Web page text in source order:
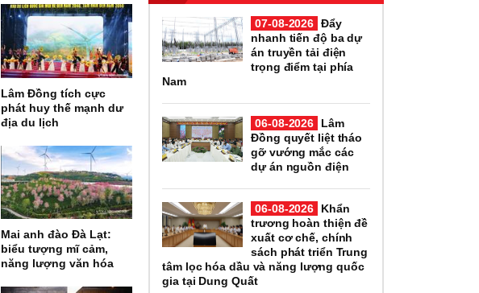
Lâm Đồng tích cực
phát huy thế mạnh dư
địa du lịch
Mai anh đào Đà Lạt:
biểu tượng mĩ cảm,
năng lượng văn hóa
07-08-2026 Đẩy
nhanh tiến độ ba dự
án truyền tải điện
trọng điểm tại phía
Nam
06-08-2026
Lâm
Đồng quyết liệt tháo
gỡ vướng mắc các
dự án nguồn điện
06-08-2026
Khẩn
trương hoàn thiện đề
xuất cơ chế, chính
sách phát triển Trung
tâm lọc hóa dầu và năng lượng quốc
gia tại Dung Quất